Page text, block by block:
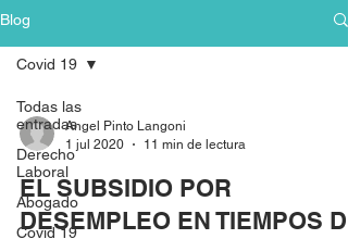
Blog
Todas las
entradas
Derecho
Laboral
Abogado
Covid 19
Covid 19
Angel Pinto Langoni
1 jul 2020
11 min de lectura
EL SUBSIDIO POR
DESEMPLEO EN TIEMPOS DE